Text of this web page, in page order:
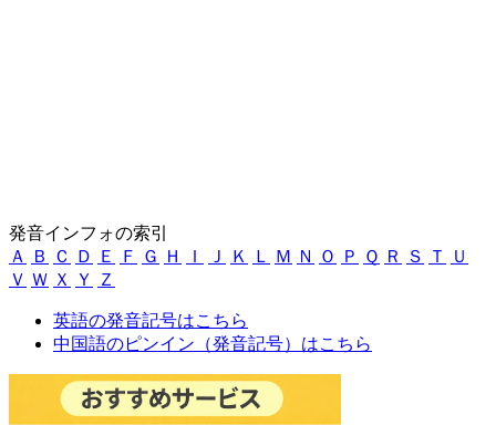
発音インフォの索引
Ａ
Ｂ Ｃ Ｄ Ｅ Ｆ Ｇ Ｈ Ｉ Ｊ Ｋ Ｌ Ｍ Ｎ Ｏ Ｐ Ｑ Ｒ Ｓ Ｔ
Ｕ
Ｖ Ｗ Ｘ Ｙ Ｚ
英語の発音記号はこちら
中国語のピンイン（発音記号）はこちら